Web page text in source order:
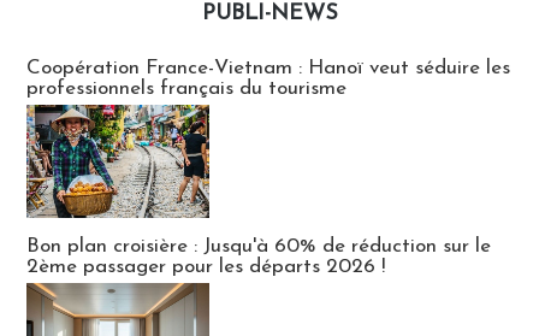
PUBLI-NEWS
Coopération France-Vietnam : Hanoï veut séduire les
professionnels français du tourisme
Bon plan croisière : Jusqu'à 60% de réduction sur le
2ème passager pour les départs 2026 !